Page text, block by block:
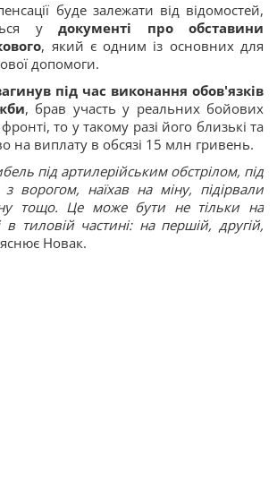
буде залежати від відомостей,
удокументі про обставини
, який є одним із основних для
допомоги.
під час виконання обов'язків
, брав участь у реальних бойових
то у такому разі його близькі та
на виплату в обсязі 15 млн гривень.
під артилерійським обстрілом, під
з ворогом, наїхав на міну, підірвали
тощо. Це може бути не тільки на
в тиловій частині: на першій, другій,
Новак.